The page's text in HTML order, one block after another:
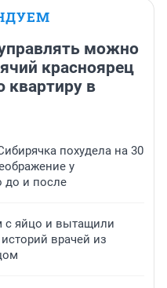
можно
красноярец
в
похудела на 30
у
до и после
с яйцо и вытащили
врачей из